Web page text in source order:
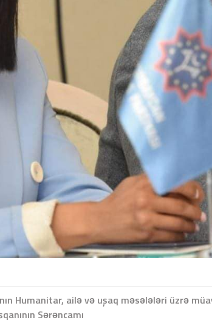
Humanitar, ailə və uşaq məsələləri üzrə
Sərəncamı